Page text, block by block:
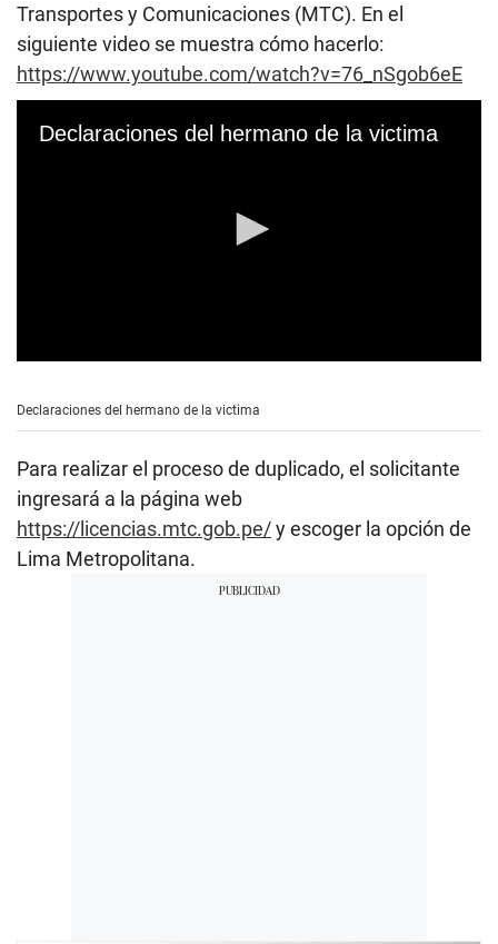
Transportes y Comunicaciones (MTC). En el
siguiente video se muestra cómo hacerlo:
https://www.youtube.com/watch?v=76_nSgob6eE
Declaraciones del hermano de la victima
e
n
d
s
o
f
s
Declaraciones del hermano de la victima
Para realizar el proceso de duplicado, el solicitante
ingresará a la página web
https://licencias.mtc.gob.pe/y escoger la opción de
Lima Metropolitana.